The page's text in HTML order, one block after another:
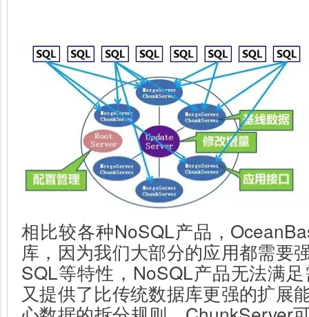
相比较各种NoSQL产品，
库，因为我们大部分的应用都需要
SQL等特性，NoSQL产品无法满
又提供了比传统数据库更强的扩展